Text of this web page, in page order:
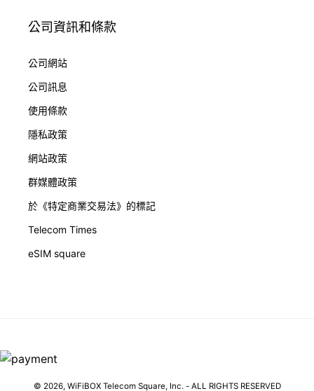
公司資訊和條款
公司網站
公司訊息
使用條款
隱私政策
網站政策
群媒體政策
於《特定商業交易法》的標記
Telecom Times
eSIM square
© 2026, WiFiBOXTelecom Square, Inc. - ALL RIGHTS RESERVED